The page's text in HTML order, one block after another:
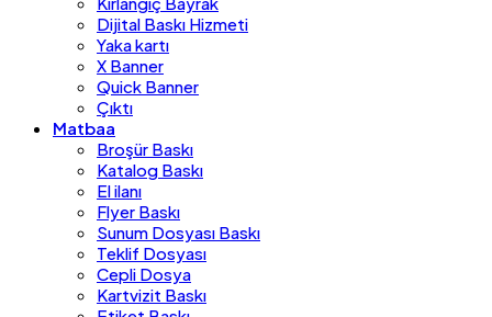
Dijital Baskı Hizmeti
Yaka kartı
X Banner
Quick Banner
Çıktı
Matbaa
Broşür Baskı
Katalog Baskı
El ilanı
Flyer Baskı
Sunum Dosyası Baskı
Teklif Dosyası
Cepli Dosya
Kartvizit Baskı